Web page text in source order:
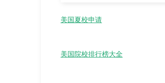
美国夏校申请
美国院校排行榜大全